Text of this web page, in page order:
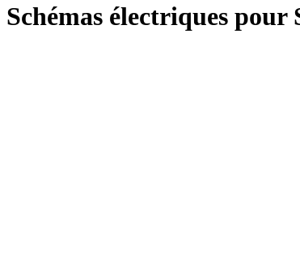
Schémas électriques pour